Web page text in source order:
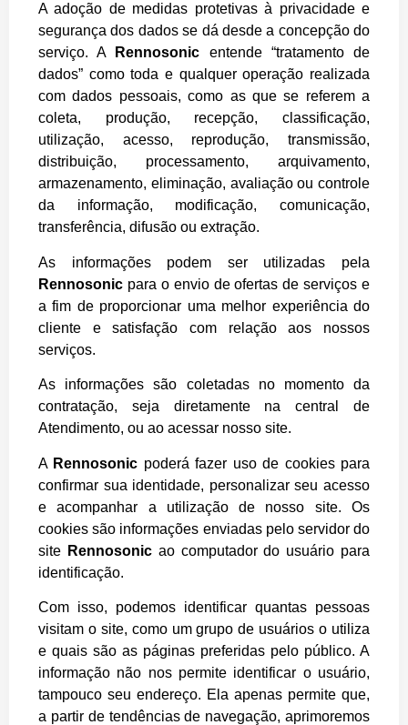
A adoção de medidas protetivas à privacidade e
segurança dos dados se dá desde a concepção do
serviço. A
Rennosonic entende “tratamento de
dados” como toda e qualquer operação realizada
com dados pessoais, como as que se referem a
coleta, produção, recepção, classificação,
utilização, acesso, reprodução, transmissão,
distribuição, processamento, arquivamento,
armazenamento, eliminação, avaliação ou controle
da informação, modificação, comunicação,
transferência, difusão ou extração.
As informações podem ser utilizadas pela
Rennosonic para o envio de ofertas de serviços e
a fim de proporcionar uma melhor experiência do
cliente e satisfação com relação aos nossos
serviços.
As informações são coletadas no momento da
contratação, seja diretamente na central de
Atendimento, ou ao acessar nosso site.
A Rennosonic poderá fazer uso de cookies para
confirmar sua identidade, personalizar seu acesso
e acompanhar a utilização de nosso site. Os
cookies são informações enviadas pelo servidor do
site Rennosonic ao computador do usuário para
identificação.
Com isso, podemos identificar quantas pessoas
visitam o site, como um grupo de usuários o utiliza
e quais são as páginas preferidas pelo público. A
informação não nos permite identificar o usuário,
tampouco seu endereço. Ela apenas permite que,
a partir de tendências de navegação, aprimoremos